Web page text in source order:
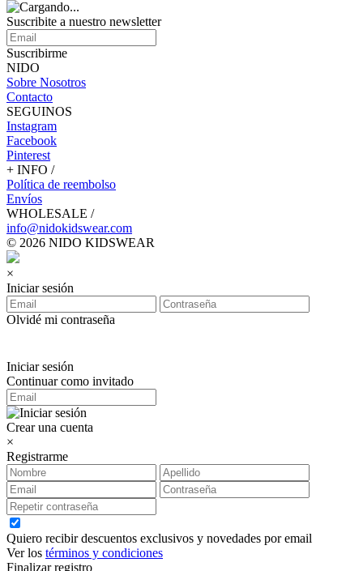
Suscribite a nuestro newsletter
Suscribirme
NIDO
Sobre Nosotros
Contacto
SEGUINOS
Instagram
Facebook
Pinterest
+ INFO /
Política de reembolso
Envíos
WHOLESALE /
info@nidokidswear.com
© 2026 NIDO KIDSWEAR
×
Iniciar sesión
Olvidé mi contraseña
Iniciar sesión
Continuar como invitado
Crear una cuenta
×
Registrarme
Quiero recibir descuentos exclusivos y novedades por email
Ver los términos y condiciones
Finalizar registro